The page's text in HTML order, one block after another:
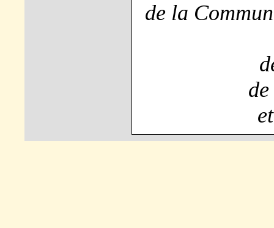
de la